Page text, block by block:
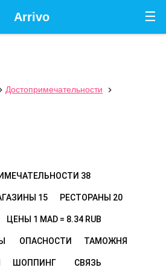
☰
Arrivo
 Достопримечательности

38
15 РЕСТОРАНЫ 20
ЦЕНЫ 1 MAD = 8.34 RUB
ОПАСНОСТИ ТАМОЖНЯ
ШОППИНГ СВЯЗЬ